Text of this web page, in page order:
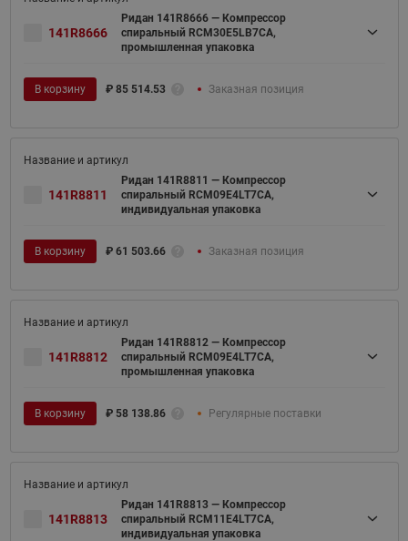
141R8666
Ридан 141R8666 — Компрессор
спиральный RCM30E5LB7CA,
промышленная упаковка
В корзину ₽ 85 514.53 Заказная позиция
141R8811
Ридан 141R8811 — Компрессор
спиральный RCM09E4LT7CA,
индивидуальная упаковка
В корзину ₽ 61 503.66 Заказная позиция
141R8812
Ридан 141R8812 — Компрессор
спиральный RCM09E4LT7CA,
промышленная упаковка
В корзину ₽ 58 138.86 Регулярные поставки
141R8813
Ридан 141R8813 — Компрессор
спиральный RCM11E4LT7CA,
индивидуальная упаковка